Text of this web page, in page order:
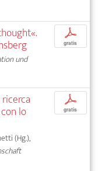
und
p
gratis
lo
(Hg.),
p
gratis